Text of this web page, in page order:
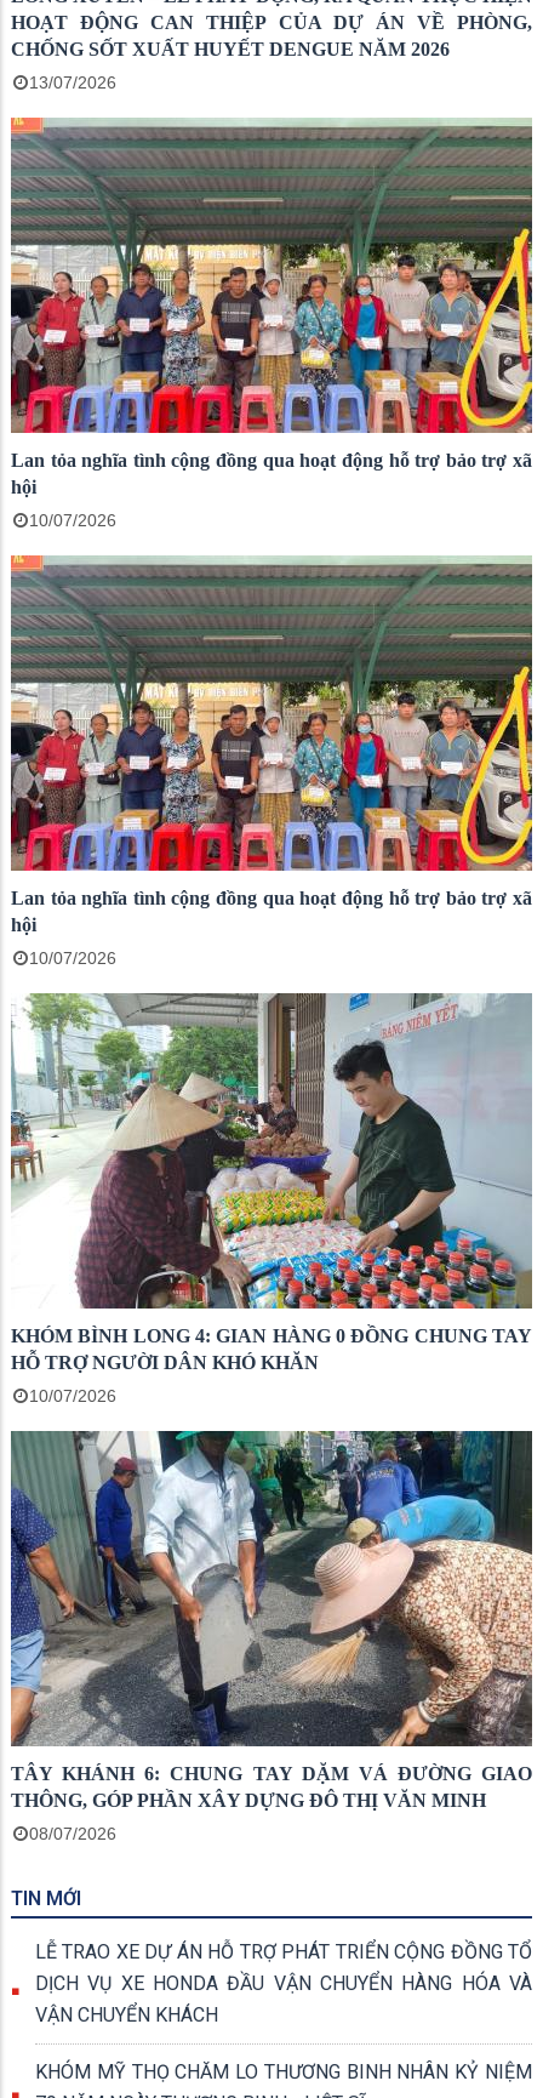
HOẠT ĐỘNG CAN THIỆP CỦA DỰ ÁN VỀ PHÒNG,
CHỐNG SỐT XUẤT HUYẾT DENGUE NĂM 2026
13/07/2026
Lan tỏa nghĩa tình cộng đồng qua hoạt động hỗ trợ bảo trợ xã
hội
10/07/2026
Lan tỏa nghĩa tình cộng đồng qua hoạt động hỗ trợ bảo trợ xã
hội
10/07/2026
KHÓM BÌNH LONG 4: GIAN HÀNG 0 ĐỒNG CHUNG TAY
HỖ TRỢ NGƯỜI DÂN KHÓ KHĂN
10/07/2026
TÂY KHÁNH 6: CHUNG TAY DẶM VÁ ĐƯỜNG GIAO
THÔNG, GÓP PHẦN XÂY DỰNG ĐÔ THỊ VĂN MINH
08/07/2026
TIN MỚI
LỄ TRAO XE DỰ ÁN HỖ TRỢ PHÁT TRIỂN CỘNG ĐỒNG TỔ
DỊCH VỤ XE HONDA ĐẦU VẬN CHUYỂN HÀNG HÓA VÀ
VẬN CHUYỂN KHÁCH
KHÓM MỸ THỌ CHĂM LO THƯƠNG BINH NHÂN KỶ NIỆM